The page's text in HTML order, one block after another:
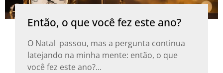
Então, o que você fez este ano?
O Natal passou, mas a pergunta continua
latejando na minha mente: então, o que
você fez este ano?...